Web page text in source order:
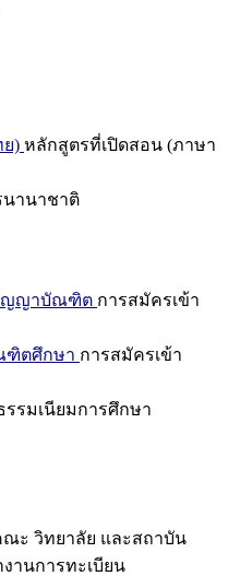
) หลักสูตรที่เปิดสอน (ภาษา
านาชาติ
ญญาบัณฑิต การสมัครเข้า
ฑิตศึกษา การสมัครเข้า
รรมเนียมการศึกษา
ณะ วิทยาลัย และสถาบัน
านการทะเบียน